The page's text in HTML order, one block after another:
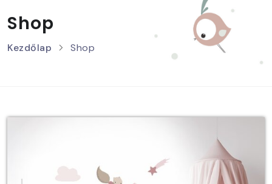
Shop
Kezdőlap Shop